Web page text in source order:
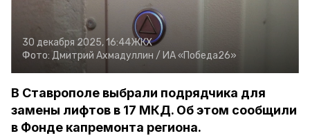
30 декабря 2025, 16:44ЖКХ
Фото: Дмитрий Ахмадуллин / ИА «Победа26»
В Ставрополе выбрали подрядчика для
замены лифтов в 17 МКД. Об этом сообщили
в Фонде капремонта региона.